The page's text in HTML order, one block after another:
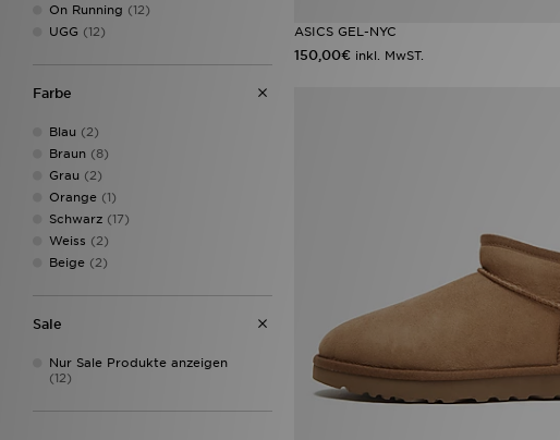
On Running (12)
UGG (12)
Farbe
Blau (2)
Braun (8)
Grau (2)
Orange (1)
Schwarz (17)
Weiss (2)
Beige (2)
Sale
Nur Sale Produkte anzeigen
(12)
ASICS GEL-NYC
150,00€ inkl. MwST.